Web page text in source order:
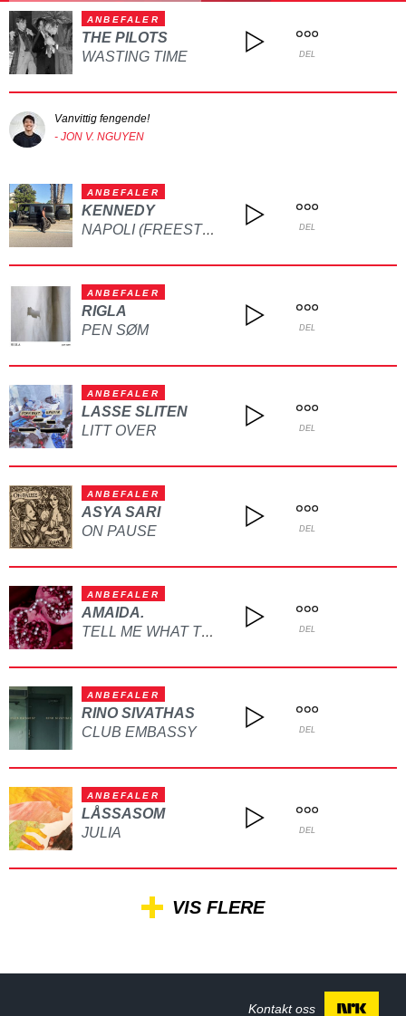
ANBEFALER
THE PILOTS
WASTING TIME
DEL
Vanvittig fengende!
- JON V. NGUYEN
ANBEFALER
KENNEDY
NAPOLI (FREESTYLE) DEL
ANBEFALER
RIGLA
PEN SØM
DEL
ANBEFALER
LASSE SLITEN
LITT OVER
DEL
ANBEFALER
ASYA SARI
ON PAUSE
DEL
ANBEFALER
AMAIDA.
TELL ME WHAT TO DO DEL
ANBEFALER
RINO SIVATHAS
CLUB EMBASSY
DEL
ANBEFALER
LÅSSASOM
JULIA
DEL
VIS FLERE
Kontakt oss